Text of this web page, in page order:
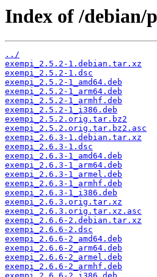
Index of /debian/
../
exempi_2.5.2-1.debian.tar.xz
exempi_2.5.2-1.dsc
exempi_2.5.2-1_amd64.deb
exempi_2.5.2-1_arm64.deb
exempi_2.5.2-1_armhf.deb
exempi_2.5.2-1_i386.deb
exempi_2.5.2.orig.tar.bz2
exempi_2.5.2.orig.tar.bz2.asc
exempi_2.6.3-1.debian.tar.xz
exempi_2.6.3-1.dsc
exempi_2.6.3-1_amd64.deb
exempi_2.6.3-1_arm64.deb
exempi_2.6.3-1_armel.deb
exempi_2.6.3-1_armhf.deb
exempi_2.6.3-1_i386.deb
exempi_2.6.3.orig.tar.xz
exempi_2.6.3.orig.tar.xz.asc
exempi_2.6.6-2.debian.tar.xz
exempi_2.6.6-2.dsc
exempi_2.6.6-2_amd64.deb
exempi_2.6.6-2_arm64.deb
exempi_2.6.6-2_armel.deb
exempi_2.6.6-2_armhf.deb